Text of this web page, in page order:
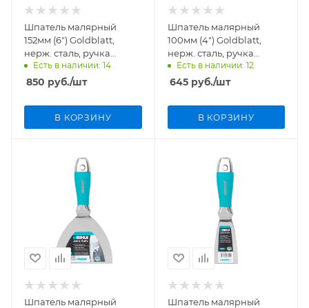
Шпатель малярный
152мм (6") Goldblatt,
нерж. сталь, ручка
нейлон G24226
Есть в наличии: 14
850 руб./шт
В КОРЗИНУ
Шпатель малярный
100мм (4") Goldblatt,
нерж. сталь, ручка
нейлон G24224
Есть в наличии: 12
645руб./шт
В КОРЗИНУ
Шпатель малярный
Шпатель малярный